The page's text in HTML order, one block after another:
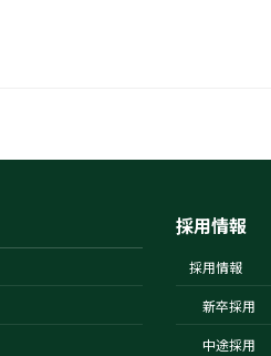
採用情報
採用情報
新卒採用
中途採用